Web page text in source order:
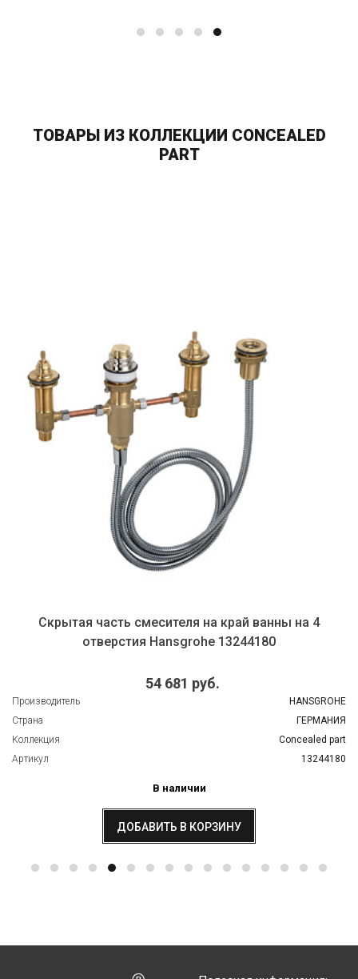
ТОВАРЫ ИЗ КОЛЛЕКЦИИ CONCEALED
PART
Скрытая часть смесителя на край ванны на 4
отверстия Hansgrohe 13244180
54 681 руб.
Производитель
HANSGROHE
Страна
ГЕРМАНИЯ
Коллекция
Concealed part
Артикул
13244180
В наличии
ДОБАВИТЬ В КОРЗИНУ